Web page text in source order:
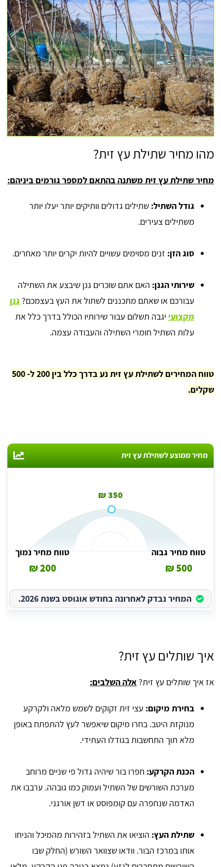
מהו מחיר שתילת עץ זית?
מחיר שתילת עץ זית משתנה בהתאם למספר גורמים ביניהם:
גודל השתיל: שתילים גדולים וותיקים יותר יעלו יותר
משתילים צעירים.
סוג הזן: זנים מסוימים עשויים להיות יקרים יותר מאחרים.
שירותי הגנן: האם אתם שוכרים גנן שיבצע את השתילה
עבורכם או שאתם מתכננים לשתול את העץ בעצמכם? גנן
מקצועי יגבה תשלום עבור שירותיו הכולל בדרך כלל את
עלות השתיל חומרי השתילה והעבודה עצמה.
טווח המחירים לשתילת עץ זית נע בדרך כלל בין 200 ל- 500
שקלים.
מחיר ממוצע לשתילת עץ זית
350 ₪
טווח מחיר גבוה
500 ₪
טווח מחיר נמוך
200 ₪
המחיר נבדק לאחרונה בחודש אוגוסט בשנת 2026.
איך שותלים עץ זית?
אז איך שותלים עץ זית? אלה השלבים:
בחירת מיקום: עצי זית זקוקים לשמש מלאה ולקרקע
מנוקזת היטב. בחרו מיקום שיאפשר לעץ להתפתח באופן
מלא תוך התחשבות בגודלו העתידי.
הכנת הקרקע: חפרו בור שיהיה גדול פי שניים מרוחב
מערכת השורשים של השתיל ועמוק כמו גובהה. ערבבו את
האדמה שנחפרה עם קומפוסט או דשן אורגני.
שתילת העץ: הוציאו את השתיל בזהירות מהמיכל והניחו
אותו במרכז הבור. וודאו שצוואר השורש (החלק שבו